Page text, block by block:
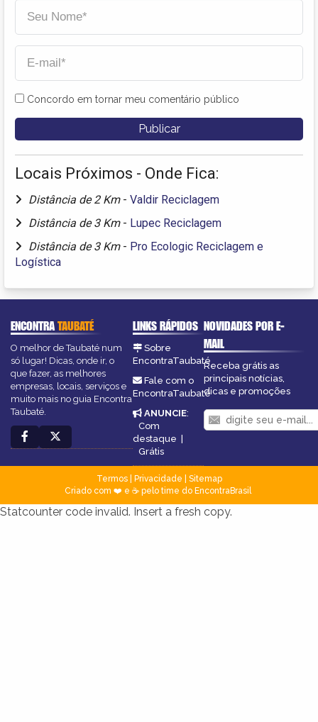
Concordo em tornar meu comentário público
Locais Próximos - Onde Fica:
Distância de 2 Km - Valdir Reciclagem
Distância de 3 Km - Lupec Reciclagem
Distância de 3 Km - Pro Ecologic Reciclagem e
Logística
ENCONTRATAUBATÉ
O melhor de Taubaté num
só lugar! Dicas, onde ir, o
que fazer, as melhores
empresas, locais, serviços e
muito mais no guia Encontra
Taubaté.
LINKS RÁPIDOS
Sobre
EncontraTaubaté
Fale com o
EncontraTaubaté
ANUNCIE:
Com
destaque |
Grátis
NOVIDADES POR E-
MAIL
Receba grátis as
principais notícias,
dicas e promoções
Termos| Privacidade
Sitemap
Criado com ❤️ e ☕ pelo time do EncontraBrasil
Statcounter code invalid. Insert a fresh copy.